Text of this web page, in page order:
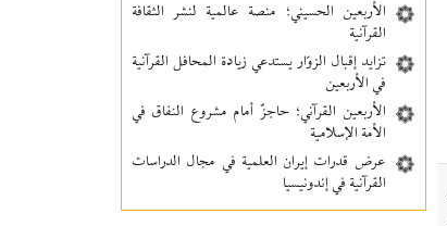
الأربعين الحسيني؛ منصة عالمية لنشر الثقافة
القرآنية
تزايد إقبال الزوّار يستدعي زيادة المحافل القرآنية
في الأربعين
الأربعين القرآني؛ حاجزٌ أمام مشروع النفاق في
الأمة الإسلامية
عرض قدرات إيران العلمية في مجال الدراسات
القرآنية في إندونيسيا